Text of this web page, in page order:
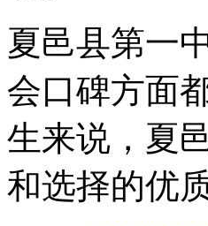
夏邑县第一
会口碑方面
生来说，夏
和选择的优